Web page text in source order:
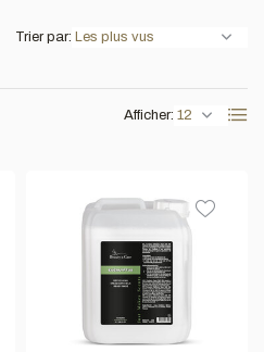
Afficher:
Trier par: